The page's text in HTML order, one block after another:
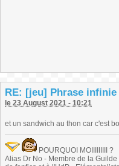
RE: [jeu] Phrase infinie
le 23 August 2021 - 10:21
et un sandwich au thon car c'est
POURQUOI MOIIIIIIIII ?
Alias Dr No - Membre de la